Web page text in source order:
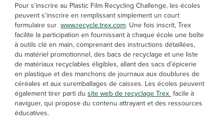
Pour s’inscrire au Plastic Film Recycling Challenge, les écoles
peuvent s’inscrire en remplissant simplement un court
formulaire sur www.recycle.trex.com. Une fois inscrit, Trex
facilite la participation en fournissant à chaque école une boîte
à outils clé en main, comprenant des instructions détaillées,
du matériel promotionnel, des bacs de recyclage et une liste
de matériaux recyclables éligibles, allant des sacs d’épicerie
en plastique et des manchons de journaux aux doublures de
céréales et aux suremballages de caisses. Les écoles peuvent
également tirer parti du site web de recyclage Trex facile à
naviguer, qui propose du contenu attrayant et des ressources
éducatives.